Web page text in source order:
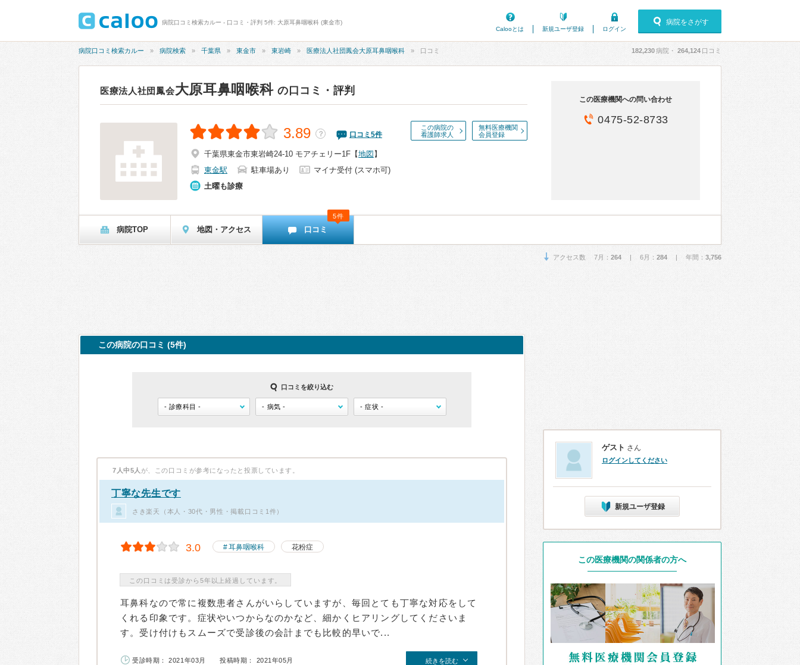
病院口コミ検索カルー - 口コミ・評判 5件: 大原耳鼻咽喉科 (東金市)
Calooとは
新規ユーザ登録 ログイン
病院をさがす
病院口コミ検索カルー 病院検索 千葉県 東金市 東岩崎 医療法人社団鳳会大原耳鼻咽喉科 口コミ 182,230病院・ 264,124 口コミ
医療法人社団鳳会大原耳鼻咽喉科 の口コミ・評判
この病院の
看護師求人
無料医療機関
会員登録
3.89 ？ 口コミ 5件
千葉県東金市東岩崎24-10 モアチェリー1F 【地図 】
東金駅
駐車場あり
マイナ受付 (スマホ可)
土曜も診療
この医療機関への問い合わせ
0475-52-8733
病院TOP 地図・アクセス 口コミ
5件
アクセス数 7月： 264 | 6月： 284 | 年間： 3,756
この病院の口コミ (5件)
口コミを絞り込む
7人中5人 が、この口コミが参考になったと投票しています。
丁寧な先生です
さき楽天（本人・30代・男性・掲載口コミ1件）
3.0 耳鼻咽喉科 花粉症
この口コミは受診から5年以上経過しています。
耳鼻科なので常に複数患者さんがいらしていますが、毎回とても丁寧な対応をして
くれる印象です。症状やいつからなのかなど、細かくヒアリングしてくださいま
す。受け付けもスムーズで受診後の会計までも比較的早いで...
受診時期： 2021年03月 投稿時期： 2021年05月 続きを読む
ゲスト さん
ログインしてください
新規ユーザ登録
この医療機関の関係者の方へ